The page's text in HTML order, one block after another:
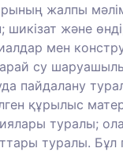
жалпы
шикізат және
мен
су
пайдалану
құрылыс
туралы;
туралы. Бұл